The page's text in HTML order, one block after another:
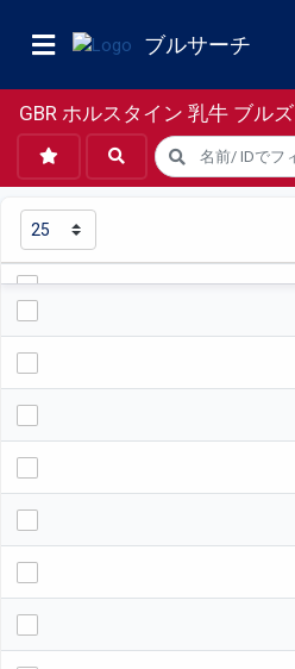
ブルサーチ
GBR ホルスタイン 乳牛 ブルズ